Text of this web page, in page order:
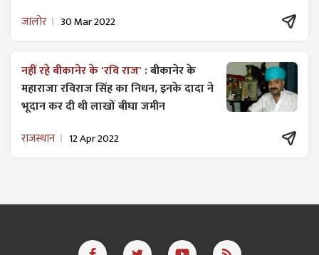
जालोर 30 Mar 2022
नहीं रहे बीकानेर के 'रवि राज' :बीकानेर के
महाराजा रविराज सिंह का निधन, इनके दादा ने
भूदान कर दी थी लाखों बीघा जमीन
राजस्थान 12 Apr 2022